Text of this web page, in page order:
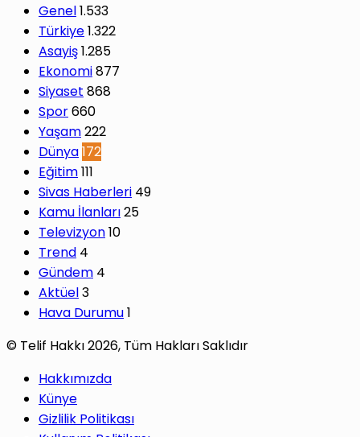
Genel1.533
Türkiye1.322
Asayiş1.285
Ekonomi877
Siyaset 868
Spor660
Yaşam222
Dünya172
Eğitim111
Sivas Haberleri 49
Kamu İlanları25
Televizyon10
Trend 4
Gündem 4
Aktüel3
Hava Durumu1
© Telif Hakkı 2026, Tüm Hakları Saklıdır
Hakkımızda
Künye
Gizlilik Politikası